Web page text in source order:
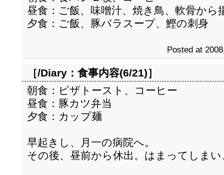
昼食：ご飯、味噌汁、焼き鳥、軟骨から
夕食：ご飯、豚バラスープ、鰹の刺身
Posted at
［/Diary： 食事内容(6/21)］
朝食：ピザトースト、コーヒー
昼食：豚カツ弁当
夕食：カップ麺
早起きし、月一の病院へ。
その後、昼前から休出。はまってしまい